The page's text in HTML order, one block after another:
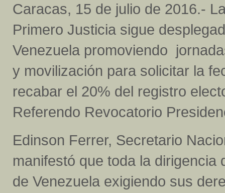
Caracas, 15 de julio de 2016.-
Primero Justicia sigue
Venezuela promoviendo
y movilización para solicitar la
recabar el 20% del registro
Referendo Revocatorio
Edinson Ferrer, Secretario
manifestó que toda la
de Venezuela exigiendo sus